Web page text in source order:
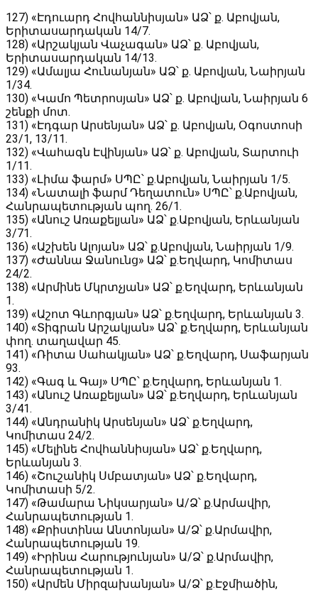
127) «Էդուարդ Հովհաննիսյան» ԱՁ՝ ք․ Աբովյան,
Երիտասարդական 14/7․
128) «Արշակյան Վաչագան» ԱՁ՝ ք․ Աբովյան,
Երիտասարդական 14/13․
129) «Ամալյա Հունանյան» ԱՁ՝ ք․ Աբովյան, Նաիրյան
1/34․
130) «Կամո Պետրոսյան» ԱՁ՝ ք․ Աբովյան, Նաիրյան 6
շենքի մոտ․
131) «Էդգար Արսենյան» ԱՁ՝ ք․ Աբովյան, Օգոստոսի
23/1, 13/11․
132) «Վահագն Էվինյան» ԱՁ՝ ք․ Աբովյան, Տարտուի
1/11․
133) «Լիմա ֆարմ» ՍՊԸ՝ ք․Աբովյան, Նաիրյան 1/5․
134) «Նատալի ֆարմ Դեղատուն» ՍՊԸ՝ ք․Աբովյան,
Հանրապետության պող. 26/1․
135) «Անուշ Առաքելյան» ԱՁ՝ ք․Աբովյան, Երևանյան
3/71․
136) «Աշխեն Ալոյան» ԱՁ՝ ք․Աբովյան, Նաիրյան 1/9.
137) «Ժաննա Ջանունց» ԱՁ՝ ք․Եղվարդ, Կոմիտաս
24/2․
138) «Արմինե Մկրտչյան» ԱՁ՝ ք․Եղվարդ, Երևանյան
1․
139) «Աշոտ Գևորգյան» ԱՁ՝ ք․Եղվարդ, Երևանյան 3․
140) «Տիգրան Արշակյան» ԱՁ՝ ք․Եղվարդ, Երևանյան
փող. տաղավար 45․
141) «Ռիտա Սահակյան» ԱՁ՝ ք․Եղվարդ, Սաֆարյան
93․
142) «Գագ և Գայ» ՍՊԸ՝ ք․Եղվարդ, Երևանյան 1․
143) «Անուշ Առաքելյան» ԱՁ՝ ք․Եղվարդ, Երևանյան
3/41․
144) «Անդրանիկ Արսենյան» ԱՁ՝ ք․Եղվարդ,
Կոմիտաս 24/2․
145) «Մելինե Հովհաննիսյան» ԱՁ՝ ք․Եղվարդ,
Երևանյան 3․
146) «Շուշանիկ Սմբատյան» ԱՁ՝ ք․Եղվարդ,
Կոմիտասի 5/2․
147) «Թամարա Նիկսարյան» Ա/Ձ՝ ք․Արմավիր,
Հանրապետության 1․
148) «Քրիստինա Անտոնյան» Ա/Ձ՝ ք․Արմավիր,
Հանրապետության 19․
149) «Իրինա Հարությունյան» Ա/Ձ՝ ք․Արմավիր,
Հանրապետության 1․
150) «Արմեն Միրզախանյան» Ա/Ձ՝ ք․Էջմիածին,